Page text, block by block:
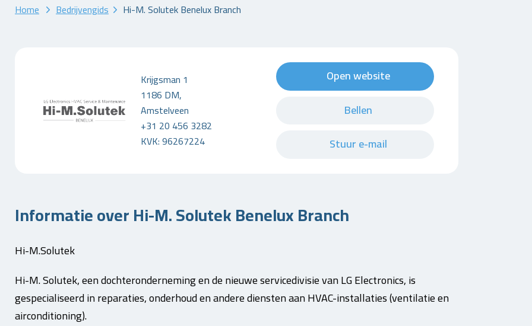
Home Bedrijvengids Hi-M. Solutek Benelux Branch
Krijgsman 1
1186 DM,
Amstelveen
+31 20 456 3282
KVK: 96267224
Open website
Bellen
Stuur e-mail
Informatie over Hi-M. Solutek Benelux Branch
Hi-M.Solutek
Hi-M. Solutek, een dochteronderneming en de nieuwe servicedivisie van LG Electronics, is
gespecialiseerd in reparaties, onderhoud en andere diensten aan HVAC-installaties (ventilatie en
airconditioning).